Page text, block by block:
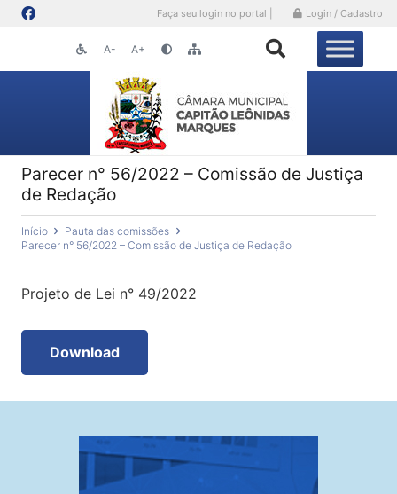
Faça seu login no portal | Login / Cadastro
A- A+
Parecer n° 56/2022 – Comissão de Justiça
de Redação
Início
Pauta das comissões
Parecer n° 56/2022 – Comissão de Justiça de Redação
Projeto de Lei n° 49/2022
Download